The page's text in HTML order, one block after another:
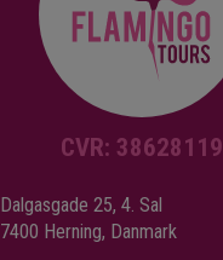
CVR: 38628119
Dalgasgade 25, 4. Sal
7400 Herning, Danmark